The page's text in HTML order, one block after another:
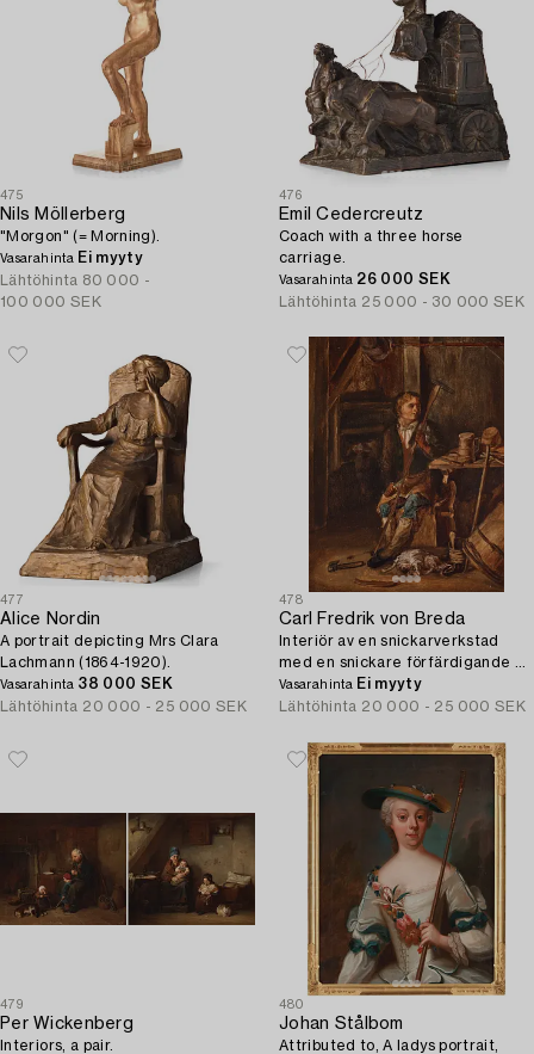
475
Nils Möllerberg
"Morgon" (= Morning).
Vasarahinta Ei myyty
Lähtöhinta 80 000 -
100 000 SEK
476
Emil Cedercreutz
Coach with a three horse
carriage.
Vasarahinta 26 000 SEK
Lähtöhinta 25 000 - 30 000 SEK
477
Alice Nordin
A portrait depicting Mrs Clara
Lachmann (1864-1920).
Vasarahinta 38 000 SEK
Lähtöhinta 20 000 - 25 000 SEK
478
Carl Fredrik von Breda
Interiör av en snickarverkstad
med en snickare förfärdigande en
krycka.
Vasarahinta Ei myyty
Lähtöhinta 20 000 - 25 000 SEK
479
Per Wickenberg
Interiors, a pair.
480
Johan Stålbom
Attributed to, A ladys portrait,